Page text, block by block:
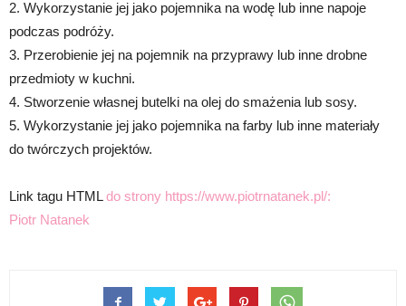
2. Wykorzystanie jej jako pojemnika na wodę lub inne napoje
podczas podróży.
3. Przerobienie jej na pojemnik na przyprawy lub inne drobne
przedmioty w kuchni.
4. Stworzenie własnej butelki na olej do smażenia lub sosy.
5. Wykorzystanie jej jako pojemnika na farby lub inne materiały
do twórczych projektów.
Link tagu HTMLdo strony https://www.piotrnatanek.pl/:
Piotr Natanek